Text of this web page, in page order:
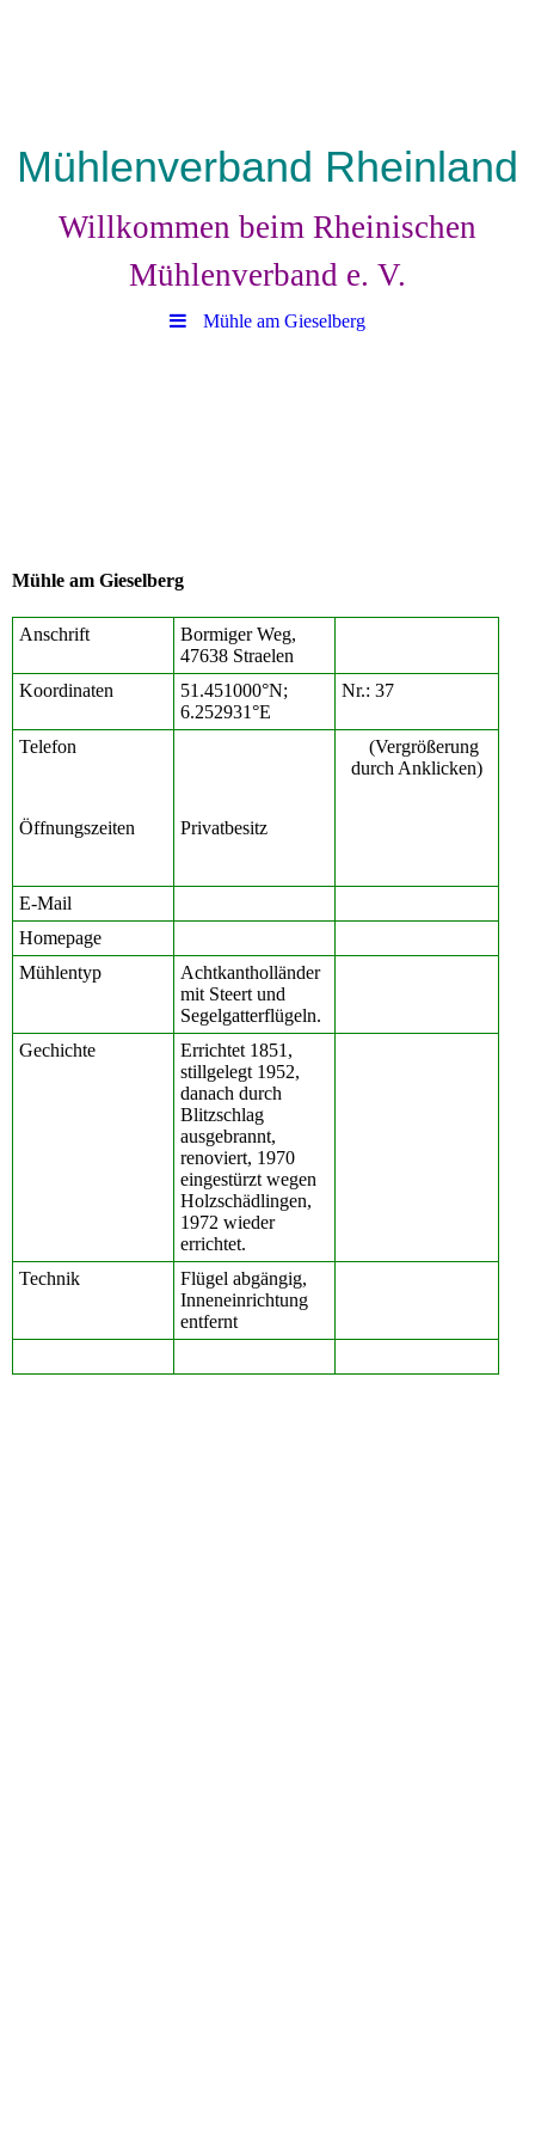
Mühlenverband Rheinland
Willkommen beim Rheinischen
Mühlenverband e. V.
Mühle am Gieselberg
Mühle am Gieselberg
Anschrift
Bormiger Weg,
47638 Straelen
Koordinaten
51.451000°N;
6.252931°E
Nr.: 37
Telefon
Öffnungszeiten Privatbesitz
(Vergrößerung
durch Anklicken)
E-Mail
Homepage
Mühlentyp
Achtkantholländer
mit Steert und
Segelgatterflügeln.
Gechichte
Errichtet 1851,
stillgelegt 1952,
danach durch
Blitzschlag
ausgebrannt,
renoviert, 1970
eingestürzt wegen
Holzschädlingen,
1972 wieder
errichtet.
Technik
Flügel abgängig,
Inneneinrichtung
entfernt